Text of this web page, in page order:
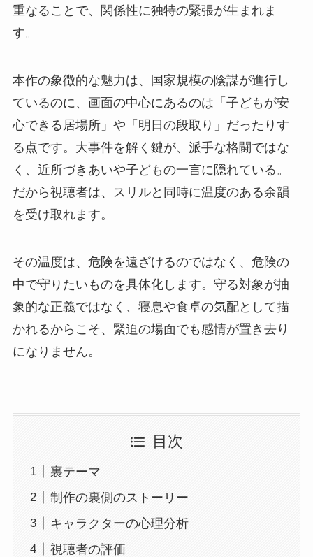
重なることで、関係性に独特の緊張が生まれま
す。
本作の象徴的な魅力は、国家規模の陰謀が進行し
ているのに、画面の中心にあるのは「子どもが安
心できる居場所」や「明日の段取り」だったりす
る点です。大事件を解く鍵が、派手な格闘ではな
く、近所づきあいや子どもの一言に隠れている。
だから視聴者は、スリルと同時に温度のある余韻
を受け取れます。
その温度は、危険を遠ざけるのではなく、危険の
中で守りたいものを具体化します。守る対象が抽
象的な正義ではなく、寝息や食卓の気配として描
かれるからこそ、緊迫の場面でも感情が置き去り
になりません。
目次
裏テーマ
制作の裏側のストーリー
キャラクターの心理分析
視聴者の評価